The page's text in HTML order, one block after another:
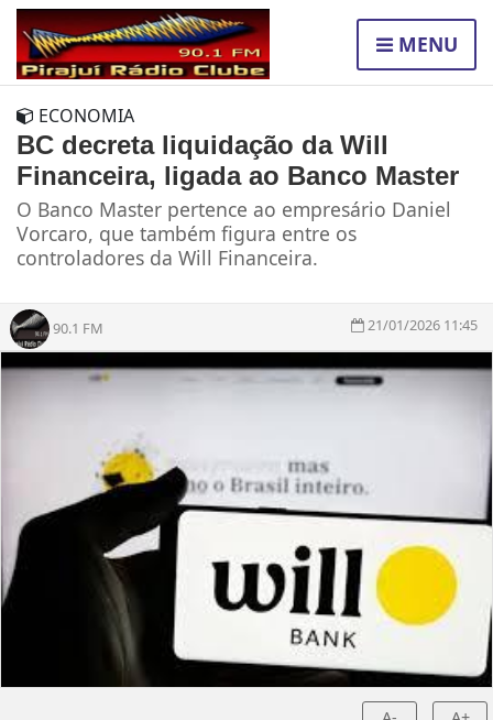
MENU
ECONOMIA
BC decreta liquidação da Will
Financeira, ligada ao Banco Master
O Banco Master pertence ao empresário Daniel
Vorcaro, que também figura entre os
controladores da Will Financeira.
90.1 FM 21/01/2026 11:45